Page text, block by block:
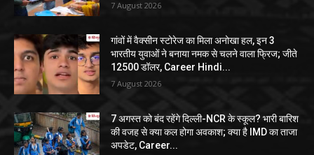
7 August 2026
गांवों में वैक्सीन स्टोरेज का मिला अनोखा हल, इन 3
भारतीय युवाओं ने बनाया नमक से चलने वाला फ्रिज; जीते
12500 डॉलर, Career Hindi...
7 August 2026
7 अगस्त को बंद रहेंगे दिल्ली-NCR के स्कूल? भारी बारिश
की वजह से क्या कल होगा अवकाश; क्या है IMD का ताजा
अपडेट, Career...